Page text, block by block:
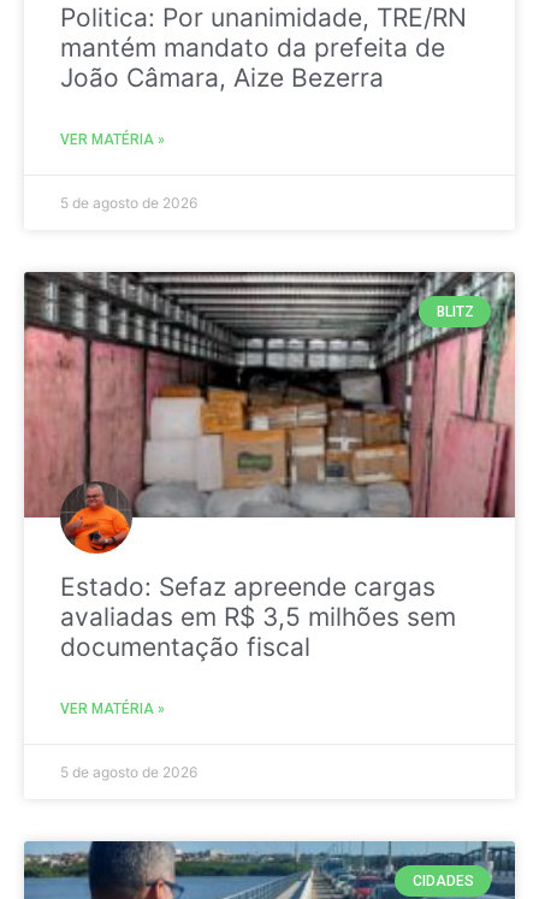
Politica: Por unanimidade, TRE/RN
mantém mandato da prefeita de
João Câmara, Aize Bezerra
VER MATÉRIA »
5 de agosto de 2026
BLITZ
Estado: Sefaz apreende cargas
avaliadas em R$ 3,5 milhões sem
documentação fiscal
VER MATÉRIA »
5 de agosto de 2026
CIDADES